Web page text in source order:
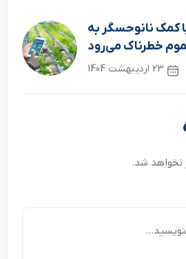
کمک نانوحسگر به
خطرناک می‌رود
23 اردیبهشت 1404
نوشته بعدی
نخواهد شد.